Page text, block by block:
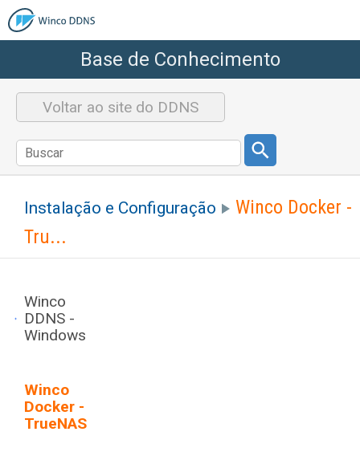
Base de Conhecimento
Voltar ao site do DDNS
Instalação e Configuração
Winco Docker -
Tru...
Winco
DDNS -
Windows
Winco
Docker -
TrueNAS